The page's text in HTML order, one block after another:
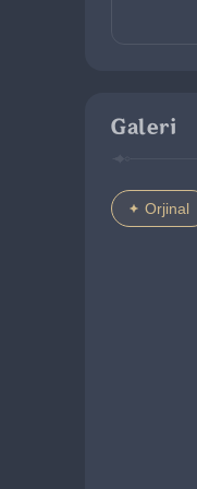
Galeri
Orjinal